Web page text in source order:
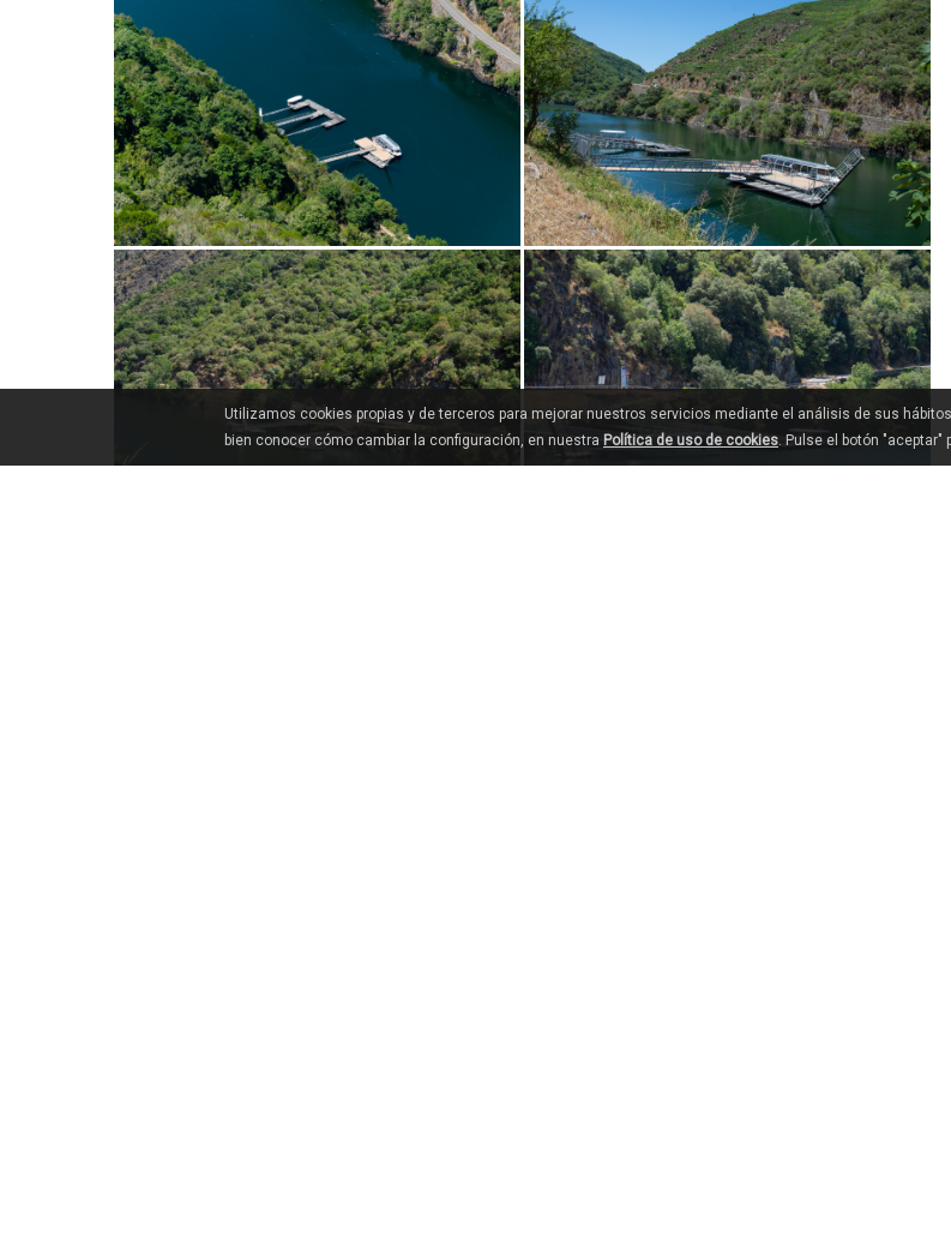
Utilizamos cookies propias y de terceros para mejorar nuestros servicios mediante el análisis de sus
bien conocer cómo cambiar la configuración, en nuestra Política de uso de cookies. Pulse el botón